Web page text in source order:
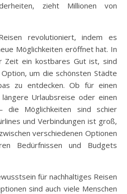
zieht Millionen von
revolutioniert, indem es
Möglichkeiten eröffnet hat. In
Zeit ein kostbares Gut ist, sind
um die schönsten Städte
zu entdecken. Ob für einen
Urlaubsreise oder einen
die Möglichkeiten sind schier
und Verbindungen ist groß,
verschiedenen Optionen
Bedürfnissen und Budgets
für nachhaltiges Reisen
sind auch viele Menschen